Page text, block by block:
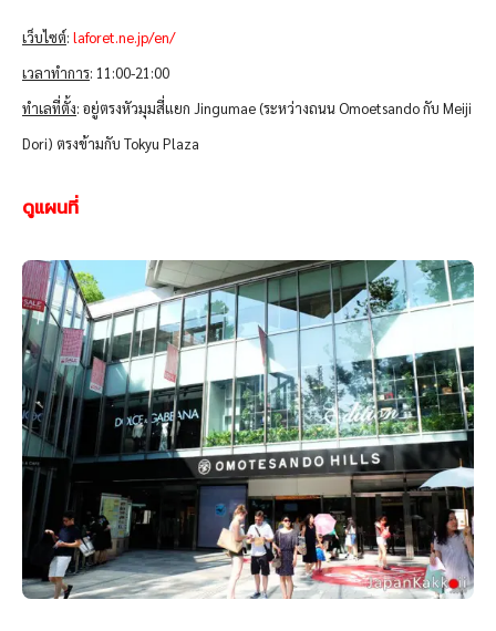
เว็บไซต์: laforet.ne.jp/en/
เวลาทำการ: 11:00-21:00
ทำเลที่ตั้ง: อยู่ตรงหัวมุมสี่แยก Jingumae (ระหว่างถนน Omoetsando กับ Meiji
Dori) ตรงข้ามกับ Tokyu Plaza
ดูแผนที่